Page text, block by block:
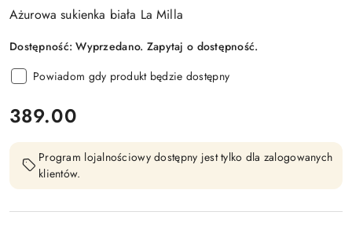
Ażurowa sukienka biała La Milla
Dostępność:Wyprzedano. Zapytaj o dostępność.
Powiadom gdy produkt będzie dostępny
cena:
389.00
Program lojalnościowy dostępny jest tylko dla zalogowanych
klientów.